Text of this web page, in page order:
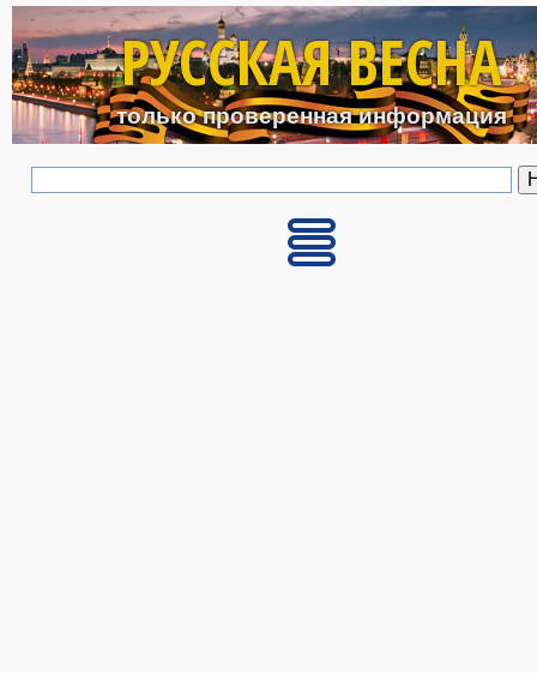
Перейти к основному
РУССКАЯ ВЕСНА
только проверенная информация